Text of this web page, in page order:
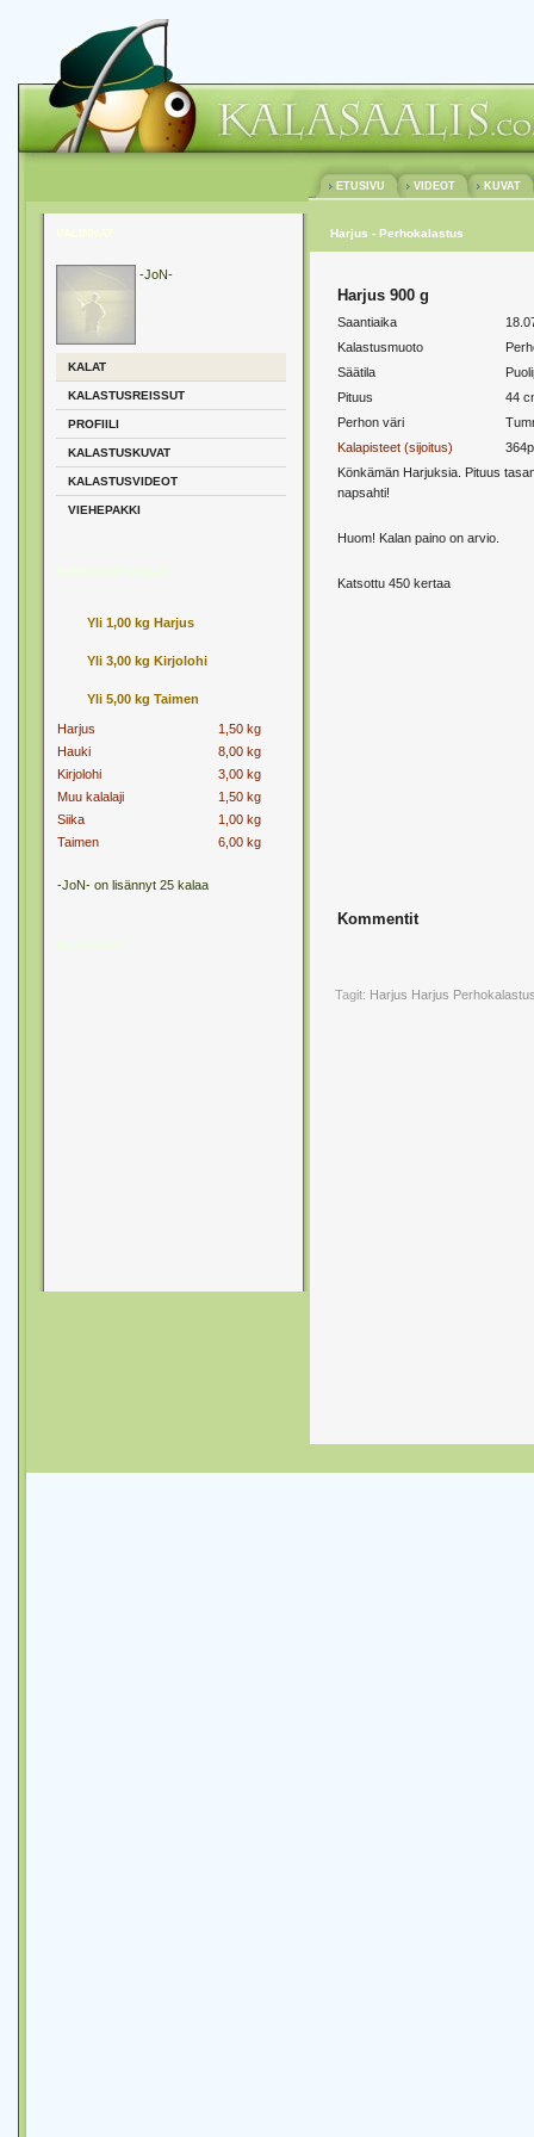
ETUSIVU VIDEOT KUVAT
-JoN-
KALAT
KALASTUSREISSUT
PROFIILI
KALASTUSKUVAT
KALASTUSVIDEOT
VIEHEPAKKI
Yli 1,00 kg Harjus
Yli 3,00 kg Kirjolohi
Yli 5,00 kg Taimen
Harjus
1,50 kg
Hauki
8,00 kg
Kirjolohi
3,00 kg
Muu kalalaji
1,50 kg
Siika
1,00 kg
Taimen
6,00 kg
-JoN- on lisännyt 25 kalaa
Harjus - Perhokalastus
Harjus 900 g
Saantiaika
Kalastusmuoto
Säätila
Pituus
44
Perhon väri
Kalapisteet (sijoitus)
Könkämän Harjuksia. Pituus
napsahti!
Huom! Kalan paino on arvio.
Katsottu 450 kertaa
Kommentit
Tagit: Harjus Harjus